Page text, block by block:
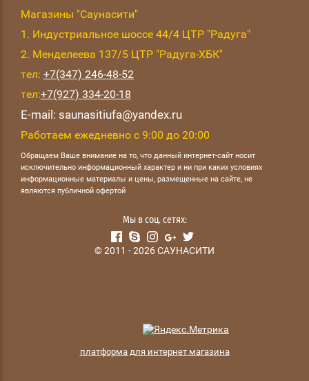
Магазины "Саунасити"
1. Индустриальное шоссе 44/4 ЦТР "Радуга"
2. Менделеева 137/5 ЦТР "Радуга-ХБК"
тел: +7(347) 246-48-52
тел:+7(927) 334-20-18
E-mail: saunasitiufa@yandex.ru
Работаем ежедневно с 9:00 до 20:00
Обращаем Ваше внимание на то, что данный интернет-сайт носит
исключительно информационный характер и ни при каких условиях
информационные материалы и цены, размещенные на сайте, не
являются публичной офертой
Мы в соц. сетях:
© 2011 - 2026 САУНАСИТИ
платформа для интернет магазина